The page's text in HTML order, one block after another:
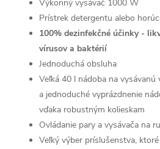
Výkonný vysávač 1000 W
Prístrek detergentu alebo
100% dezinfekčné účinky -
vírusov a baktérií
Jednoduchá obsluha
Veľká 40 l nádoba na
a jednoduché vyprázdnenie
vďaka robustným kolieskam
Ovládanie pary a vysávača na
Veľký výber príslušenstva,